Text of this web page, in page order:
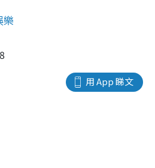
樂
用 App 睇文